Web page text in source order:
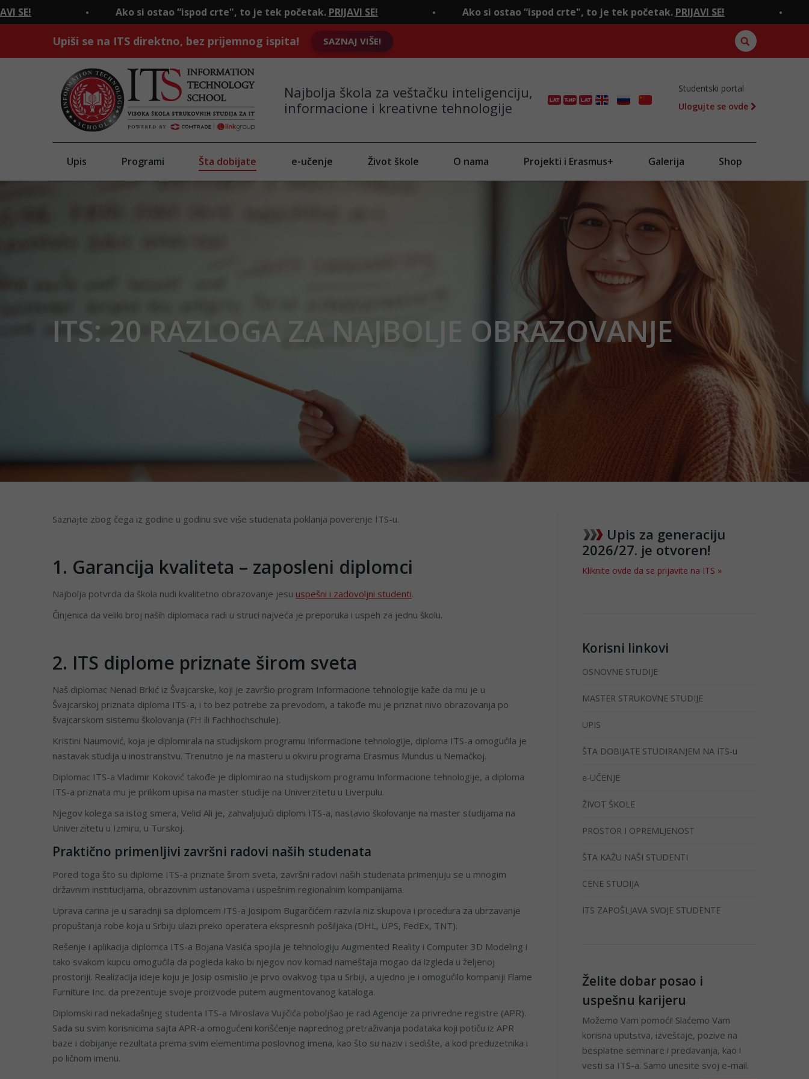
Ako si ostao “ispod crte", to je tek početak.PRIJAVI SE! Ako si ostao “ispod crte", to je tek početak.PRIJAVI SE! Ako si ostao
Upiši se na ITS direktno, bez prijemnog ispita! SAZNAJ VIŠE!
Najbolja škola za veštačku inteligenciju,
informacione i kreativne tehnologije
Studentski portal
Ulogujte se ovde
Upis Programi Šta dobijate e-učenje Život škole O nama Projekti i Erasmus+ Galerija Shop
ITS: 20 RAZLOGA ZA NAJBOLJE OBRAZOVANJE
Saznajte zbog čega iz godine u godinu sve više studenata poklanja poverenje ITS-u.
1. Garancija kvaliteta – zaposleni diplomci
Najbolja potvrda da škola nudi kvalitetno obrazovanje jesu uspešni i zadovoljni studenti.
Činjenica da veliki broj naših diplomaca radi u struci najveća je preporuka i uspeh za jednu školu.
2. ITS diplome priznate širom sveta
Naš diplomac Nenad Brkić iz Švajcarske, koji je završio program Informacione tehnologije kaže da mu je u
Švajcarskoj priznata diploma ITS-a, i to bez potrebe za prevodom, a takođe mu je priznat nivo obrazovanja po
švajcarskom sistemu školovanja (FH ili Fachhochschule).
Kristini Naumović, koja je diplomirala na studijskom programu Informacione tehnologije, diploma ITS-a omogućila je
nastavak studija u inostranstvu. Trenutno je na masteru u okviru programa Erasmus Mundus u Nemačkoj.
Diplomac ITS-a Vladimir Koković takođe je diplomirao na studijskom programu Informacione tehnologije, a diploma
ITS-a priznata mu je prilikom upisa na master studije na Univerzitetu u Liverpulu.
Njegov kolega sa istog smera, Velid Ali je, zahvaljujući diplomi ITS-a, nastavio školovanje na master studijama na
Univerzitetu u Izmiru, u Turskoj.
Praktično primenljivi završni radovi naših studenata
Pored toga što su diplome ITS-a priznate širom sveta, završni radovi naših studenata primenjuju se u mnogim
državnim institucijama, obrazovnim ustanovama i uspešnim regionalnim kompanijama.
Uprava carina je u saradnji sa diplomcem ITS-a Josipom Bugarčićem razvila niz skupova i procedura za ubrzavanje
propuštanja robe koja u Srbiju ulazi preko operatera ekspresnih pošiljaka (DHL, UPS, FedEx, TNT).
Rešenje i aplikacija diplomca ITS-a Bojana Vasića spojila je tehnologiju Augmented Reality i Computer 3D Modeling i
tako svakom kupcu omogućila da pogleda kako bi njegov nov komad nameštaja mogao da izgleda u željenoj
prostoriji. Realizacija ideje koju je Josip osmislio je prvo ovakvog tipa u Srbiji, a ujedno je i omogućilo kompaniji Flame
Furniture Inc. da prezentuje svoje proizvode putem augmentovanog kataloga.
Diplomski rad nekadašnjeg studenta ITS-a Miroslava Vujičića poboljšao je rad Agencije za privredne registre (APR).
Sada su svim korisnicima sajta APR-a omogućeni korišćenje naprednog pretraživanja podataka koji potiču iz APR
baze i dobijanje rezultata prema svim elementima poslovnog imena, kao što su naziv i sedište, a kod preduzetnika i
po ličnom imenu.
Upis za generaciju
2026/27. je otvoren!
Kliknite ovde da se prijavite na ITS »
Korisni linkovi
OSNOVNE STUDIJE
MASTER STRUKOVNE STUDIJE
UPIS
ŠTA DOBIJATE STUDIRANJEM NA ITS-u
e-UČENJE
ŽIVOT ŠKOLE
PROSTOR I OPREMLJENOST
ŠTA KAŽU NAŠI STUDENTI
CENE STUDIJA
ITS ZAPOŠLJAVA SVOJE STUDENTE
Želite dobar posao i
uspešnu karijeru
Možemo Vam pomoći! Slaćemo Vam
korisna uputstva, izveštaje, pozive na
besplatne seminare i predavanja, kao i
vesti sa ITS-a. Samo unesite svoj e-mail.